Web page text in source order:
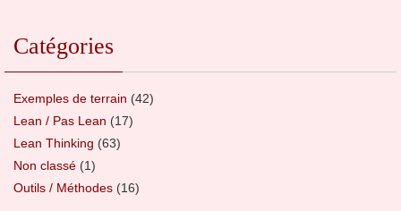
Catégories
Exemples de terrain (42)
Lean / Pas Lean (17)
Lean Thinking (63)
Non classé (1)
Outils / Méthodes (16)